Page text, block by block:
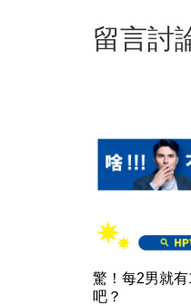
留言討
驚！每2男就
吧？